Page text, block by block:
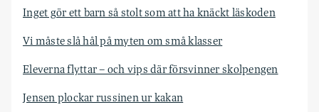
Inget gör ett barn så stolt som att ha knäckt läskoden
Vi måste slå hål på myten om små klasser
Eleverna flyttar – och vips där försvinner skolpengen
Jensen plockar russinen ur kakan